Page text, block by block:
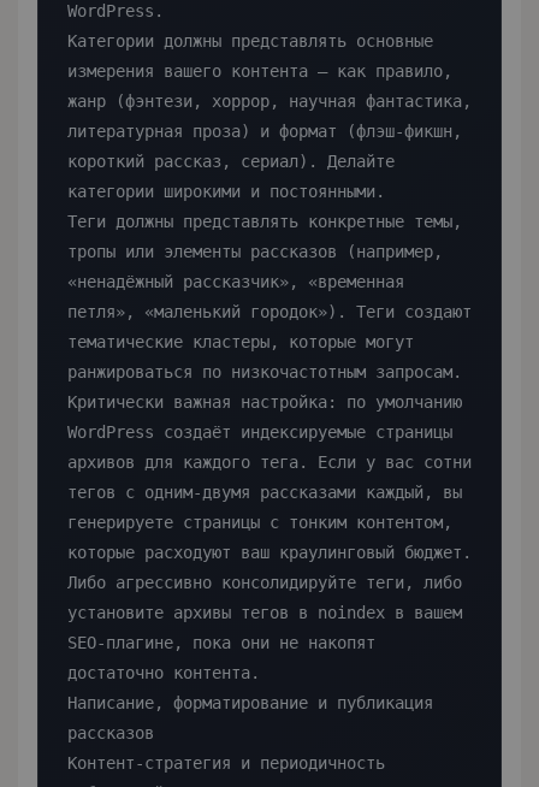
WordPress.
Категории должны представлять основные
измерения вашего контента — как правило,
жанр (фэнтези, хоррор, научная фантастика,
литературная проза) и формат (флэш-фикшн,
короткий рассказ, сериал). Делайте
категории широкими и постоянными.
Теги должны представлять конкретные темы,
тропы или элементы рассказов (например,
«ненадёжный рассказчик», «временная
петля», «маленький городок»). Теги создают
тематические кластеры, которые могут
ранжироваться по низкочастотным запросам.
Критически важная настройка: по умолчанию
WordPress создаёт индексируемые страницы
архивов для каждого тега. Если у вас сотни
тегов с одним-двумя рассказами каждый, вы
генерируете страницы с тонким контентом,
которые расходуют ваш краулинговый бюджет.
Либо агрессивно консолидируйте теги, либо
установите архивы тегов в noindex в вашем
SEO-плагине, пока они не накопят
достаточно контента.
Написание, форматирование и публикация
рассказов
Контент-стратегия и периодичность